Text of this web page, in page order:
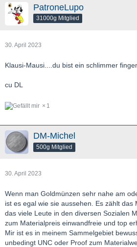
PatroneLupo
31000g Mitglied
30. April 2023
Klausi-Mausi....du bist ein schlimmer finger
cu DL
1
DM-Michel
500g Mitglied
30. April 2023
Wenn man Goldmünzen sehr nahe am
ist es egal wie sie aussehen. Es zählt das
das viele Leute in den diversen Sozialen
zum Materialpreis einwandfreie und top
Mir ist es in meinem Sammelgebiet
unbedingt UNC oder Proof zum